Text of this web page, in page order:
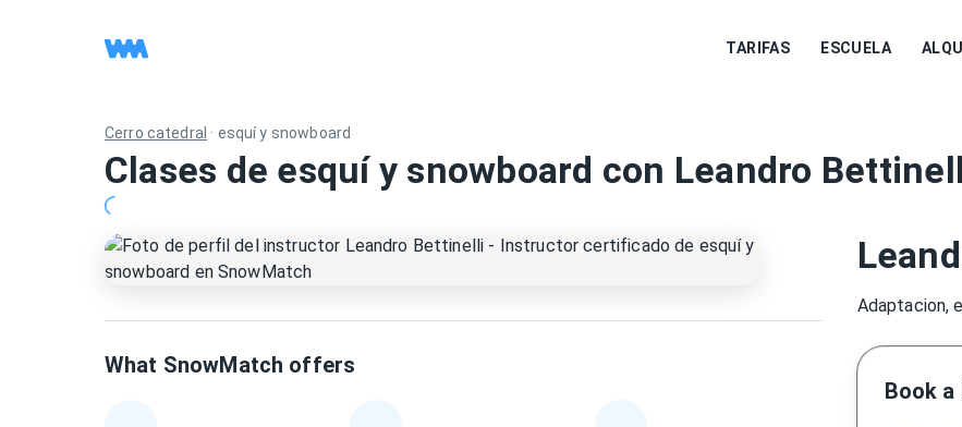
TARIFAS ESCUELA
Cerro catedral · esquí y snowboard
Clases de esquí y snowboard con Leandro
What SnowMatch offers
Adaptacion,
Book a